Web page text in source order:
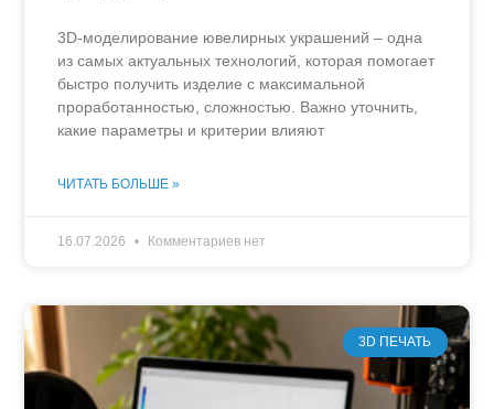
3D-моделирование ювелирных украшений – одна
из самых актуальных технологий, которая помогает
быстро получить изделие с максимальной
проработанностью, сложностью. Важно уточнить,
какие параметры и критерии влияют
ЧИТАТЬ БОЛЬШЕ »
16.07.2026 Комментариев нет
3D ПЕЧАТЬ